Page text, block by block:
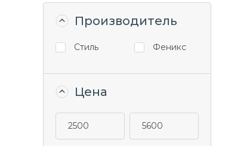
Производитель
Стиль Феникс
Цена